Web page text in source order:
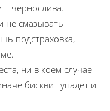
– чернослива.
не смазывать
подстраховка,
ни в коем случае
бисквит упадёт и